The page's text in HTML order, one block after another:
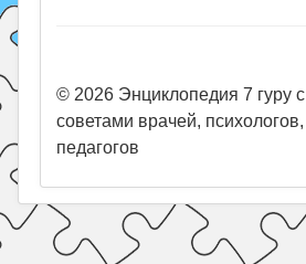
© 2026 Энциклопедия 7 гуру с
советами врачей, психологов,
педагогов